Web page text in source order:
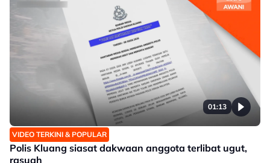
01:13
VIDEO TERKINI & POPULAR
Polis Kluang siasat dakwaan anggota terlibat ugut,
rasuah